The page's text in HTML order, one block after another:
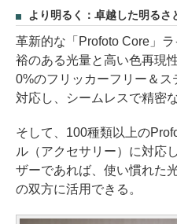
より明るく：卓越した明るさ
革新的な「Profoto Core」
裕のある光量と高い色再現
0%のフリッカーフリー＆
対応し、シームレスで精密
そして、100種類以上の
ル（アクセサリー）に対応
ザーであれば、使い慣れた
の双方に活用できる。